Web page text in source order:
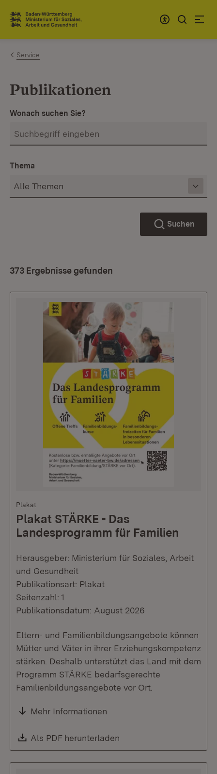
Zum Inhalt springen
Link zur Startseite
Service
Publikationen
Wonach suchen Sie?
Thema
Suchen
373 Ergebnisse gefunden
Plakat
Plakat STÄRKE - Das
Landesprogramm für Familien
Herausgeber: Ministerium für Soziales, Arbeit
und Gesundheit
Publikationsart: Plakat
Seitenzahl: 1
Publikationsdatum: August 2026
Eltern- und Familienbildungsangebote können
Mütter und Väter in ihrer Erziehungskompetenz
stärken. Deshalb unterstützt das Land mit dem
Programm STÄRKE bedarfsgerechte
Familienbildungsangebote vor Ort.
Mehr Informationen
Download:
Als PDF herunterladen